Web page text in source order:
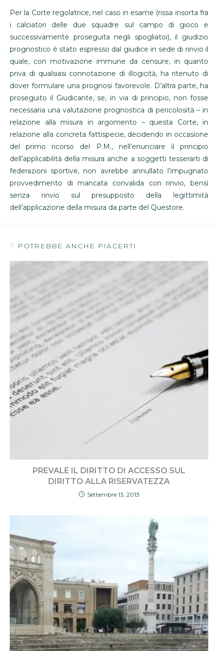
Per la Corte regolatrice, nel caso in esame (rissa insorta fra
i calciatori delle due squadre sul campo di gioco e
successivamente proseguita negli spogliatoi), il giudizio
prognostico è stato espresso dal giudice in sede di rinvio il
quale, con motivazione immune da censure, in quanto
priva di qualsiasi connotazione di illogicità, ha ritenuto di
dover formulare una prognosi favorevole. D’altra parte, ha
proseguito il Giudicante, se, in via di principio, non fosse
necessaria una valutazione prognostica di pericolosità – in
relazione alla misura in argomento – questa Corte, in
relazione alla concreta fattispecie, decidendo in occasione
del primo ricorso del P.M., nell’enunciare il principio
dell’applicabilità della misura anche a soggetti tesserarti di
federazioni sportive, non avrebbe annullato l’impugnato
provvedimento di mancata convalida con rinvio, bensì
senza rinvio sul presupposto della legittimità
dell’applicazione della misura da parte del Questore.
POTREBBE ANCHE PIACERTI
PREVALE IL DIRITTO DI ACCESSO SUL
DIRITTO ALLA RISERVATEZZA
Settembre 13, 2013